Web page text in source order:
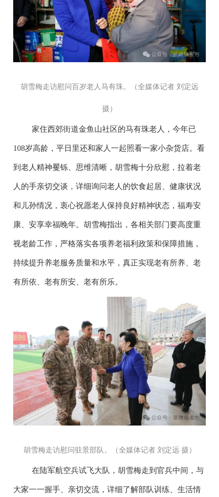
胡雪梅走访慰问百岁老人马有珠。（全媒体记者 刘定远
摄）
家住西郊街道金鱼山社区的马有珠老人，今年已
108岁高龄，平日里还和家人一起照看一家小杂货店。看
到老人精神矍铄、思维清晰，胡雪梅十分欣慰，拉着老
人的手亲切交谈，详细询问老人的饮食起居、健康状况
和儿孙情况，衷心祝愿老人保持良好精神状态，福寿安
康、安享幸福晚年。胡雪梅指出，各相关部门要高度重
视老龄工作，严格落实各项养老福利政策和保障措施，
持续提升养老服务质量和水平，真正实现老有所养、老
有所依、老有所安、老有所乐。
胡雪梅走访慰问驻景部队。（全媒体记者 刘定远 摄）
在陆军航空兵试飞大队，胡雪梅走到官兵中间，与
大家一一握手、亲切交流，详细了解部队训练、生活情